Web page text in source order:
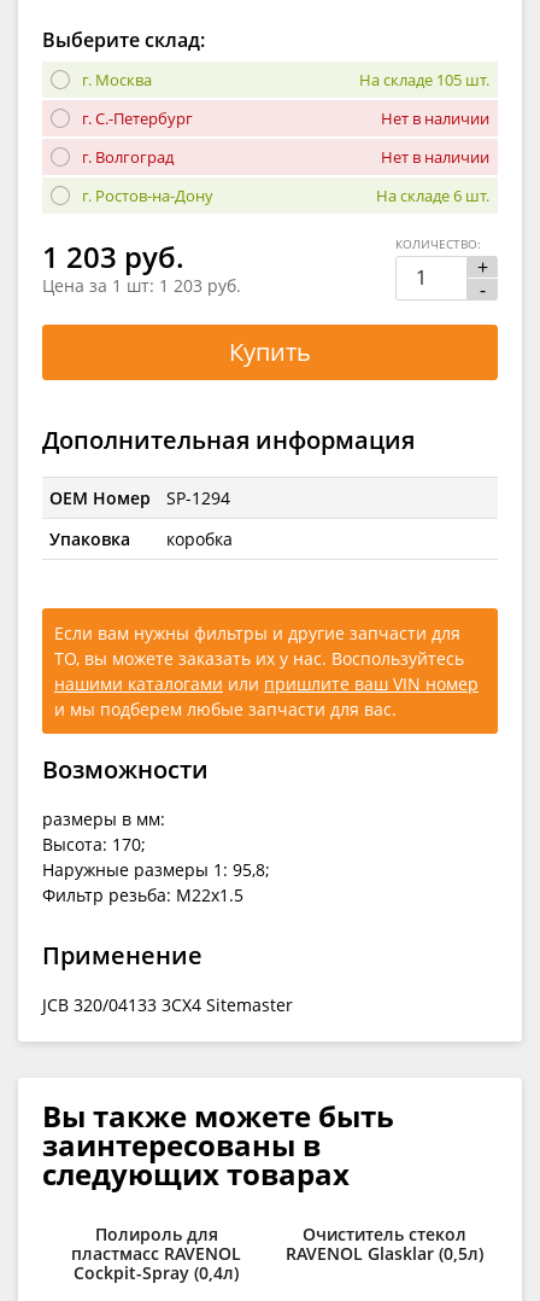
Выберите склад:
г. Москва
На складе 105 шт.
г. С.-Петербург
Нет в наличии
г. Волгоград
Нет в наличии
г. Ростов-на-Дону
На складе 6 шт.
1 203 руб.
Цена за 1 шт: 1 203 руб.
+
-
КОЛИЧЕСТВО:
Купить
Дополнительная информация
OEM Номер
SP-1294
Упаковка
коробка
Если вам нужны фильтры и другие запчасти для
ТО, вы можете заказать их у нас. Воспользуйтесь
нашими каталогами или пришлите ваш VIN номер
и мы подберем любые запчасти для вас.
Возможности
размеры в мм:
Высота: 170;
Наружные размеры 1: 95,8;
Фильтр резьба: M22x1.5
Применение
JCB 320/04133 3CX4 Sitemaster
Вы также можете быть
заинтересованы в
следующих товарах
Полироль для
пластмасс RAVENOL
Cockpit-Spray (0,4л)
Очиститель стекол
RAVENOL Glasklar (0,5л)